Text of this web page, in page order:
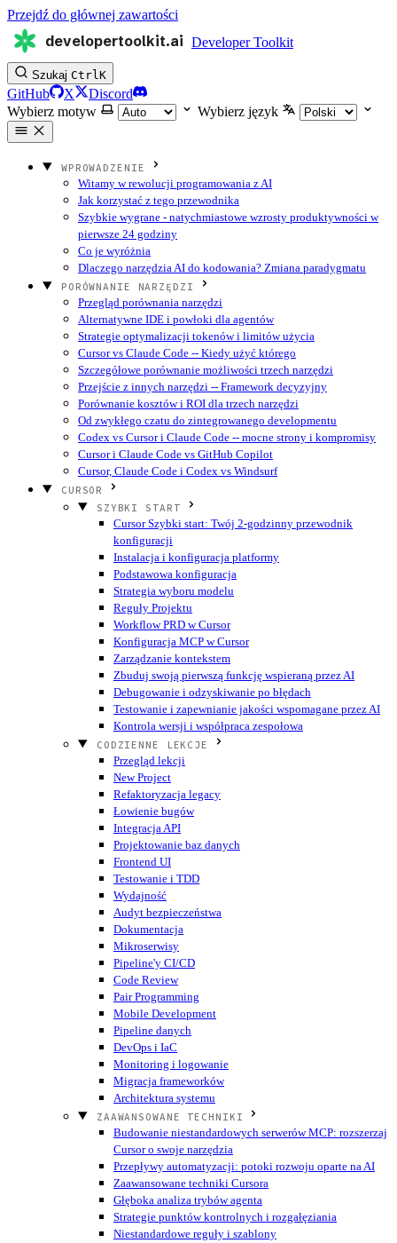
Przejdź do głównej zawartości
developertoolkit.ai Developer Toolkit
Szukaj CtrlK
GitHub X
Discord
Wybierz motyw
Wybierz język
WPROWADZENIE
Witamy w rewolucji programowania z AI
Jak korzystać z tego przewodnika
Szybkie wygrane - natychmiastowe wzrosty produktywności w
pierwsze 24 godziny
Co je wyróżnia
Dlaczego narzędzia AI do kodowania? Zmiana paradygmatu
PORÓWNANIE NARZĘDZI
Przegląd porównania narzędzi
Alternatywne IDE i powłoki dla agentów
Strategie optymalizacji tokenów i limitów użycia
Cursor vs Claude Code -- Kiedy użyć którego
Szczegółowe porównanie możliwości trzech narzędzi
Przejście z innych narzędzi -- Framework decyzyjny
Porównanie kosztów i ROI dla trzech narzędzi
Od zwykłego czatu do zintegrowanego developmentu
Codex vs Cursor i Claude Code -- mocne strony i kompromisy
Cursor i Claude Code vs GitHub Copilot
Cursor, Claude Code i Codex vs Windsurf
CURSOR
SZYBKI START
Cursor Szybki start: Twój 2-godzinny przewodnik
konfiguracji
Instalacja i konfiguracja platformy
Podstawowa konfiguracja
Strategia wyboru modelu
Reguły Projektu
Workflow PRD w Cursor
Konfiguracja MCP w Cursor
Zarządzanie kontekstem
Zbuduj swoją pierwszą funkcję wspieraną przez AI
Debugowanie i odzyskiwanie po błędach
Testowanie i zapewnianie jakości wspomagane przez AI
Kontrola wersji i współpraca zespołowa
CODZIENNE LEKCJE
Przegląd lekcji
New Project
Refaktoryzacja legacy
Łowienie bugów
Integracja API
Projektowanie baz danych
Frontend UI
Testowanie i TDD
Wydajność
Audyt bezpieczeństwa
Dokumentacja
Mikroserwisy
Pipeline'y CI/CD
Code Review
Pair Programming
Mobile Development
Pipeline danych
DevOps i IaC
Monitoring i logowanie
Migracja frameworków
Architektura systemu
ZAAWANSOWANE TECHNIKI
Budowanie niestandardowych serwerów MCP: rozszerzaj
Cursor o swoje narzędzia
Przepływy automatyzacji: potoki rozwoju oparte na AI
Zaawansowane techniki Cursora
Głęboka analiza trybów agenta
Strategie punktów kontrolnych i rozgałęziania
Niestandardowe reguły i szablony